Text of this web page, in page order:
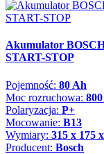
Akumulator
START-STOP
Pojemność: 80 Ah
Moc rozruchowa:
Polaryzacja: P+
Mocowanie: B13
Wymiary: 315 x 175
Producent: Bosch